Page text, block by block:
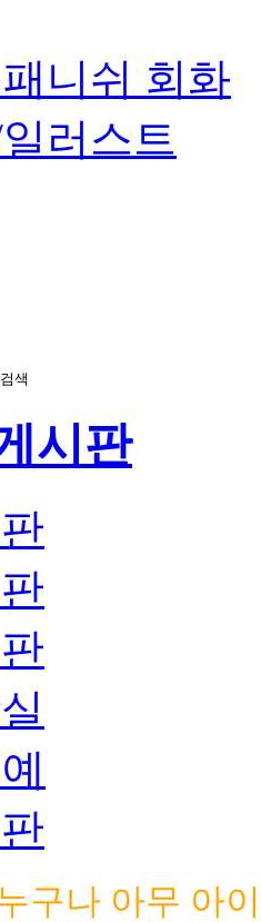
니쉬 회화
러스트
시판
구나 아무 아